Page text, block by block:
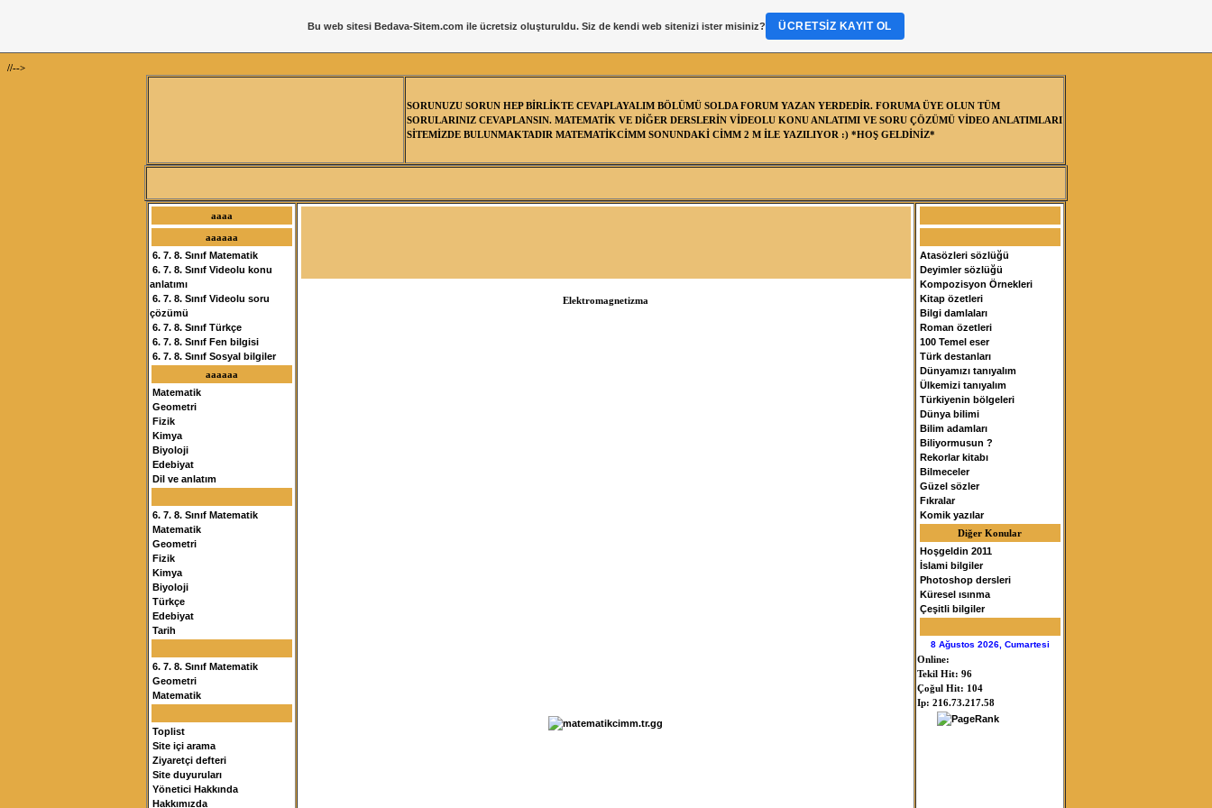
//-->
SORUNUZU SORUN HEP BİRLİKTE CEVAPLAYALIM BÖLÜMÜ SOLDA FORUM YAZAN YERDEDİR. FORUMA ÜYE OLUN TÜM
SORULARINIZ CEVAPLANSIN. MATEMATİK VE DİĞER DERSLERİN VİDEOLU KONU ANLATIMI VE SORU ÇÖZÜMÜ VİDEO ANLATIMLARI
SİTEMİZDE BULUNMAKTADIR MATEMATİKCİMM SONUNDAKİ CİMM 2 M İLE YAZILIYOR :) *HOŞ GELDİNİZ*
aaaa
aaaaaa
6. 7. 8. Sınıf Matematik
6. 7. 8. Sınıf Videolu konu
anlatımı
6. 7. 8. Sınıf Videolu soru
çözümü
6. 7. 8. Sınıf Türkçe
6. 7. 8. Sınıf Fen bilgisi
6. 7. 8. Sınıf Sosyal bilgiler
aaaaaa
Matematik
Geometri
Fizik
Kimya
Biyoloji
Edebiyat
Dil ve anlatım
6. 7. 8. Sınıf Matematik
Matematik
Geometri
Fizik
Kimya
Biyoloji
Türkçe
Edebiyat
Tarih
6. 7. 8. Sınıf Matematik
Geometri
Matematik
Toplist
Site içi arama
Ziyaretçi defteri
Site duyuruları
Yönetici Hakkında
Hakkımızda
Elektromagnetizma
Atasözleri sözlüğü
Deyimler sözlüğü
Kompozisyon Örnekleri
Kitap özetleri
Bilgi damlaları
Roman özetleri
100 Temel eser
Türk destanları
Dünyamızı tanıyalım
Ülkemizi tanıyalım
Türkiyenin bölgeleri
Dünya bilimi
Bilim adamları
Biliyormusun ?
Rekorlar kitabı
Bilmeceler
Güzel sözler
Fıkralar
Komik yazılar
Diğer Konular
Hoşgeldin 2011
İslami bilgiler
Photoshop dersleri
Küresel ısınma
Çeşitli bilgiler
8 Ağustos 2026, Cumartesi
Online:
Tekil Hit: 96
Çoğul Hit: 104
Ip: 216.73.217.58
Bu web sitesiBedava-Sitem.com ile ücretsiz oluşturuldu. Siz de kendi web sitenizi ister misiniz? ÜCRETSIZ KAYIT OL